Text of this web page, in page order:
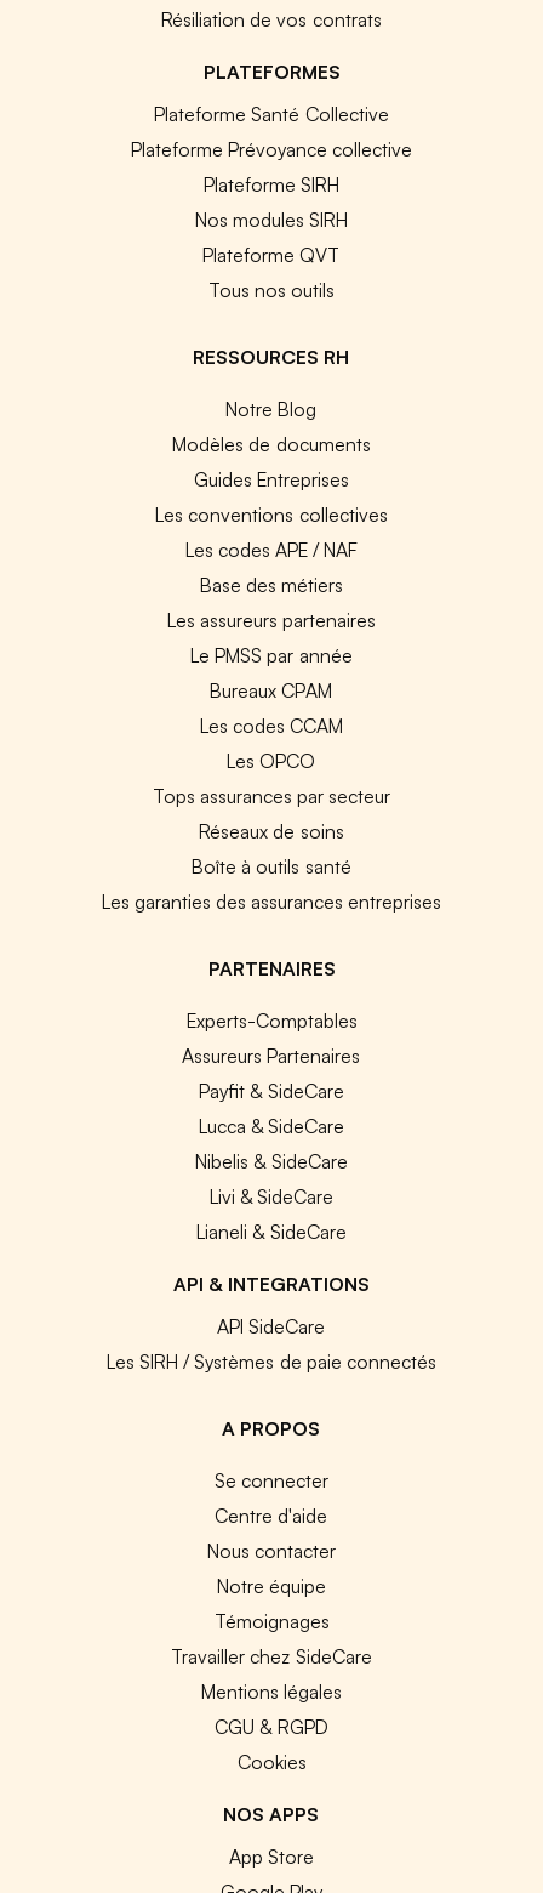
Résiliation de vos contrats
PLATEFORMES
Plateforme Santé Collective
Plateforme Prévoyance collective
Plateforme SIRH
Nos modules SIRH
Plateforme QVT
Tous nos outils
RESSOURCES RH
Notre Blog
Modèles de documents
Guides Entreprises
Les conventions collectives
Les codes APE / NAF
Base des métiers
Les assureurs partenaires
Le PMSS par année
Bureaux CPAM
Les codes CCAM
Les OPCO
Tops assurances par secteur
Réseaux de soins
Boîte à outils santé
Les garanties des assurances entreprises
PARTENAIRES
Experts-Comptables
Assureurs Partenaires
Payfit & SideCare
Lucca & SideCare
Nibelis & SideCare
Livi & SideCare
Lianeli & SideCare
API & INTEGRATIONS
API SideCare
Les SIRH / Systèmes de paie connectés
A PROPOS
Se connecter
Centre d'aide
Nous contacter
Notre équipe
Témoignages
Travailler chez SideCare
Mentions légales
CGU & RGPD
Cookies
NOS APPS
App Store